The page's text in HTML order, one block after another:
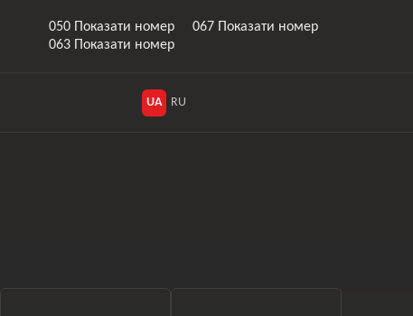
050 Показати номер
067 Показати номер
063 Показати номер
UA RU